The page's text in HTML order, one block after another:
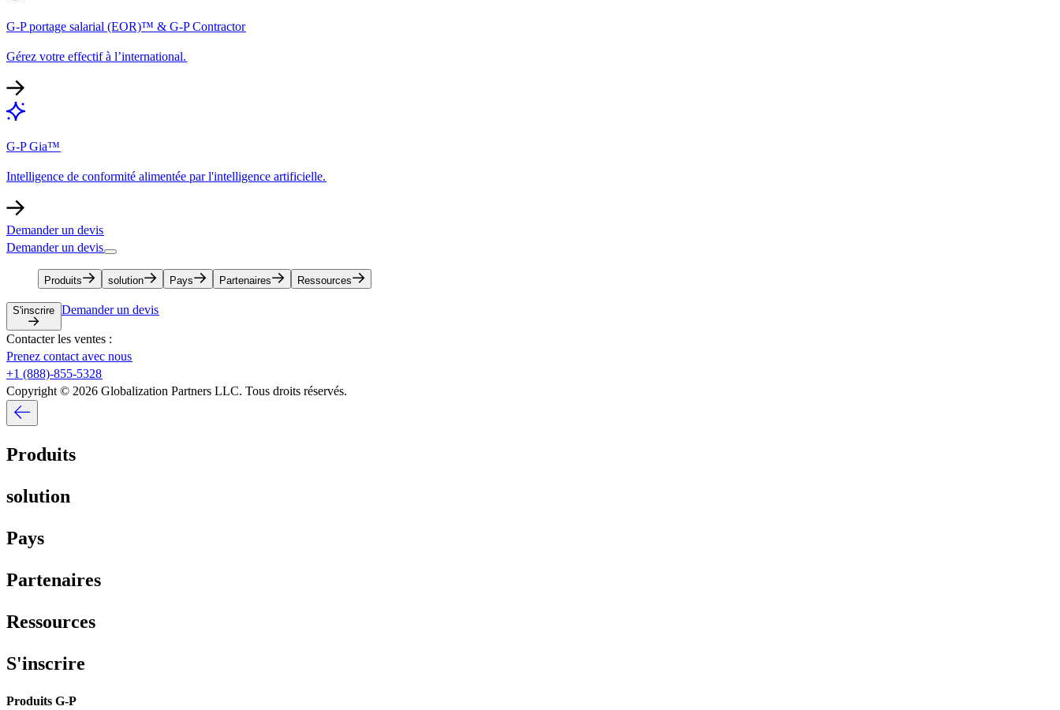
G-P portage salarial (EOR)™ & G-P Contractor​​
Gérez votre effectif à l’international.​​
G-P Gia™​​
Intelligence de conformité alimentée par l'intelligence artificielle.​​
Demander un devis​​
Demander un devis​​
Produits​​ solution​​ Pays​​ Partenaires​​ Ressources​​
S'inscrire​​ Demander un devis​​
Contacter les ventes :​​
Prenez contact avec nous​​
+1 (888)-855-5328​​
Copyright © 2026 Globalization Partners LLC. Tous droits réservés.​​
Produits​​
solution​​
Pays​​
Partenaires​​
Ressources​​
S'inscrire​​
Produits G-P​​